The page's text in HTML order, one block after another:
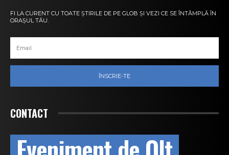
FI LA CURENT CU TOATE ȘTIRILE DE PE GLOB ȘI VEZI CE SE ÎNTÂMPLĂ ÎN
ORAȘUL TĂU.
ÎNSCRIE-TE
CONTACT